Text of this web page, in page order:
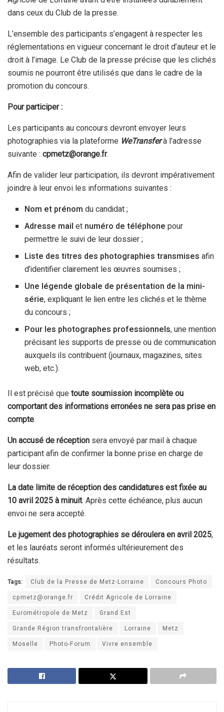
dans ceux du Club de la presse.
L’ensemble des participants s’engagent à respecter les
réglementations en vigueur concernant le droit d’auteur et le
droit à l’image. Le Club de la presse précise que les clichés
soumis ne pourront être utilisés que dans le cadre de la
promotion du concours.
Pour participer :
Les participants au concours devront envoyer leurs
photographies via la plateforme WeTransferà l’adresse
suivante : cpmetz@orange.fr.
Afin de valider leur participation, ils devront impérativement
joindre à leur envoi les informations suivantes :
Nom et prénom du candidat ;
Adresse mail et numéro de téléphone pour
permettre le suivi de leur dossier ;
Liste des titres des photographies transmises afin
d’identifier clairement les œuvres soumises ;
Une légende globale de présentation de la mini-
série, expliquant le lien entre les clichés et le thème
du concours ;
Pour les photographes professionnels, une mention
précisant les supports de presse ou de communication
auxquels ils contribuent (journaux, magazines, sites
web, etc.).
Il est précisé que toute soumission incomplète ou
comportant des informations erronées ne sera pas prise en
compte.
Un accusé de réception sera envoyé par mail à chaque
participant afin de confirmer la bonne prise en charge de
leur dossier.
La date limite de réception des candidatures est fixée au
10 avril 2025 à minuit. Après cette échéance, plus aucun
envoi ne sera accepté.
Le jugement des photographies se déroulera en avril 2025,
et les lauréats seront informés ultérieurement des
résultats.
Tags: Club de la Presse de Metz-Lorraine
Concours Photo
cpmetz@orange.fr
Crédit Agricole de Lorraine
Eurométropole de Metz
Grand Est
Grande Région transfrontalière
Lorraine
Metz
Moselle
Photo-Forum Vivre ensemble